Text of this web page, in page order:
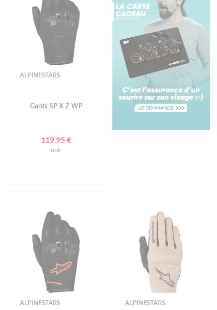
ALPINESTARS
Gants SP X Z WP
119.95 €
noir
ALPINESTARS ALPINESTARS